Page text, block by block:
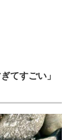
てすごい」